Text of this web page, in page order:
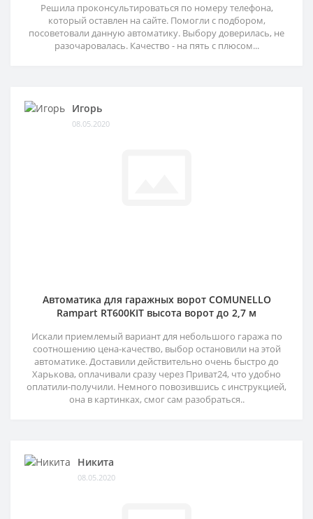
Решила проконсультироваться по номеру телефона,
который оставлен на сайте. Помогли с подбором,
посоветовали данную автоматику. Выбору доверилась, не
разочаровалась. Качество - на пять с плюсом...
Игорь
08.05.2020
Автоматика для гаражных ворот COMUNELLO
Rampart RT600KIT высота ворот до 2,7 м
Искали приемлемый вариант для небольшого гаража по
соотношению цена-качество, выбор остановили на этой
автоматике. Доставили действительно очень быстро до
Харькова, оплачивали сразу через Приват24, что удобно
оплатили-получили. Немного повозившись с инструкцией,
она в картинках, смог сам разобраться..
Никита
08.05.2020